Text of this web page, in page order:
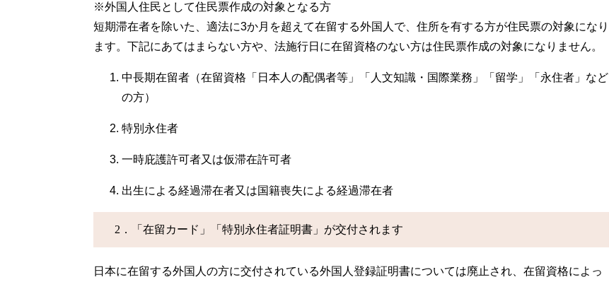
※外国人住民として住民票作成の対象となる方
短期滞在者を除いた、適法に3か月を超えて在留する外国人で、住所を有する方が住民票の対象になり
ます。下記にあてはまらない方や、法施行日に在留資格のない方は住民票作成の対象になりません。
中長期在留者（在留資格「日本人の配偶者等」「人文知識・国際業務」「留学」「永住者」など
の方）
特別永住者
一時庇護許可者又は仮滞在許可者
出生による経過滞在者又は国籍喪失による経過滞在者
2．「在留カード」「特別永住者証明書」が交付されます
日本に在留する外国人の方に交付されている外国人登録証明書については廃止され、在留資格によっ